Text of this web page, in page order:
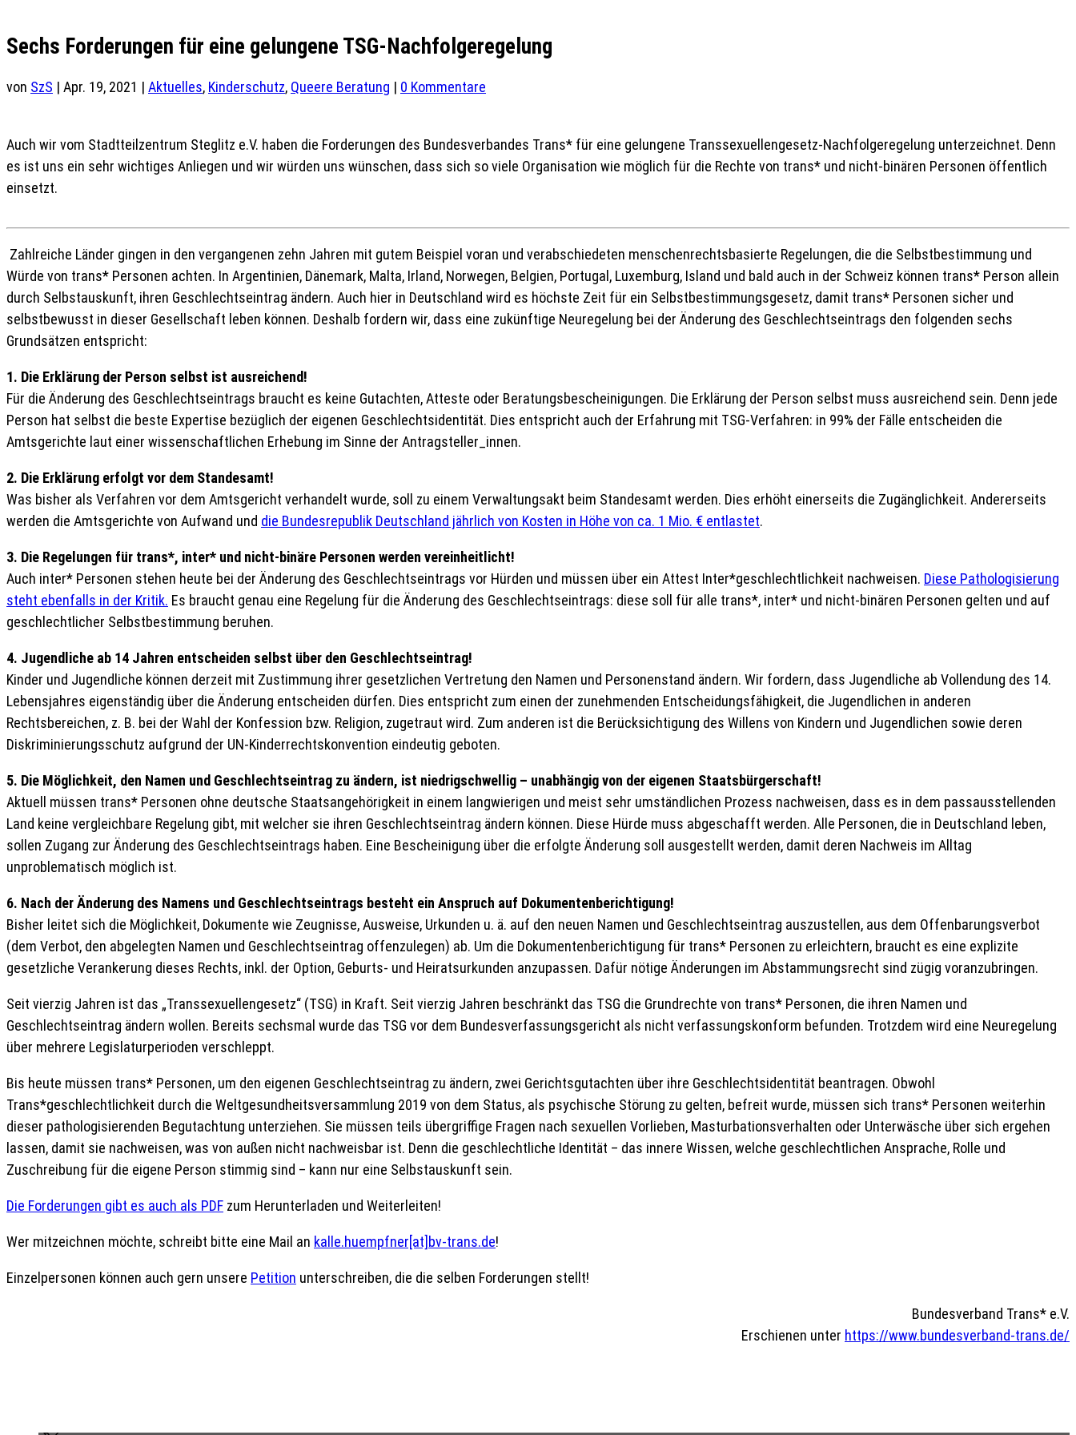
Sechs Forderungen für eine gelungene TSG-Nachfolgeregelung
von SzS | Apr. 19, 2021 | Aktuelles, Kinderschutz, Queere Beratung | 0 Kommentare
Auch wir vom Stadtteilzentrum Steglitz e.V. haben die Forderungen des Bundesverbandes Trans* für eine gelungene Transsexuellengesetz-Nachfolgeregelung unterzeichnet. Denn
es ist uns ein sehr wichtiges Anliegen und wir würden uns wünschen, dass sich so viele Organisation wie möglich für die Rechte von trans* und nicht-binären Personen öffentlich
einsetzt.
Zahlreiche Länder gingen in den vergangenen zehn Jahren mit gutem Beispiel voran und verabschiedeten menschenrechtsbasierte Regelungen, die die Selbstbestimmung und
Würde von trans* Personen achten. In Argentinien, Dänemark, Malta, Irland, Norwegen, Belgien, Portugal, Luxemburg, Island und bald auch in der Schweiz können trans* Person allein
durch Selbstauskunft, ihren Geschlechtseintrag ändern. Auch hier in Deutschland wird es höchste Zeit für ein Selbstbestimmungsgesetz, damit trans* Personen sicher und
selbstbewusst in dieser Gesellschaft leben können. Deshalb fordern wir, dass eine zukünftige Neuregelung bei der Änderung des Geschlechtseintrags den folgenden sechs
Grundsätzen entspricht:
1. Die Erklärung der Person selbst ist ausreichend!
Für die Änderung des Geschlechtseintrags braucht es keine Gutachten, Atteste oder Beratungsbescheinigungen. Die Erklärung der Person selbst muss ausreichend sein. Denn jede
Person hat selbst die beste Expertise bezüglich der eigenen Geschlechtsidentität. Dies entspricht auch der Erfahrung mit TSG-Verfahren: in 99% der Fälle entscheiden die
Amtsgerichte laut einer wissenschaftlichen Erhebung im Sinne der Antragsteller_innen.
2. Die Erklärung erfolgt vor dem Standesamt!
Was bisher als Verfahren vor dem Amtsgericht verhandelt wurde, soll zu einem Verwaltungsakt beim Standesamt werden. Dies erhöht einerseits die Zugänglichkeit. Andererseits
werden die Amtsgerichte von Aufwand und die Bundesrepublik Deutschland jährlich von Kosten in Höhe von ca. 1 Mio. € entlastet.
3. Die Regelungen für trans*, inter* und nicht-binäre Personen werden vereinheitlicht!
Auch inter* Personen stehen heute bei der Änderung des Geschlechtseintrags vor Hürden und müssen über ein Attest Inter*geschlechtlichkeit nachweisen. Diese Pathologisierung
steht ebenfalls in der Kritik. Es braucht genau eine Regelung für die Änderung des Geschlechtseintrags: diese soll für alle trans*, inter* und nicht-binären Personen gelten und auf
geschlechtlicher Selbstbestimmung beruhen.
4. Jugendliche ab 14 Jahren entscheiden selbst über den Geschlechtseintrag!
Kinder und Jugendliche können derzeit mit Zustimmung ihrer gesetzlichen Vertretung den Namen und Personenstand ändern. Wir fordern, dass Jugendliche ab Vollendung des 14.
Lebensjahres eigenständig über die Änderung entscheiden dürfen. Dies entspricht zum einen der zunehmenden Entscheidungsfähigkeit, die Jugendlichen in anderen
Rechtsbereichen, z. B. bei der Wahl der Konfession bzw. Religion, zugetraut wird. Zum anderen ist die Berücksichtigung des Willens von Kindern und Jugendlichen sowie deren
Diskriminierungsschutz aufgrund der UN-Kinderrechtskonvention eindeutig geboten.
5. Die Möglichkeit, den Namen und Geschlechtseintrag zu ändern, ist niedrigschwellig – unabhängig von der eigenen Staatsbürgerschaft!
Aktuell müssen trans* Personen ohne deutsche Staatsangehörigkeit in einem langwierigen und meist sehr umständlichen Prozess nachweisen, dass es in dem passausstellenden
Land keine vergleichbare Regelung gibt, mit welcher sie ihren Geschlechtseintrag ändern können. Diese Hürde muss abgeschafft werden. Alle Personen, die in Deutschland leben,
sollen Zugang zur Änderung des Geschlechtseintrags haben. Eine Bescheinigung über die erfolgte Änderung soll ausgestellt werden, damit deren Nachweis im Alltag
unproblematisch möglich ist.
6. Nach der Änderung des Namens und Geschlechtseintrags besteht ein Anspruch auf Dokumentenberichtigung!
Bisher leitet sich die Möglichkeit, Dokumente wie Zeugnisse, Ausweise, Urkunden u. ä. auf den neuen Namen und Geschlechtseintrag auszustellen, aus dem Offenbarungsverbot
(dem Verbot, den abgelegten Namen und Geschlechtseintrag offenzulegen) ab. Um die Dokumentenberichtigung für trans* Personen zu erleichtern, braucht es eine explizite
gesetzliche Verankerung dieses Rechts, inkl. der Option, Geburts- und Heiratsurkunden anzupassen. Dafür nötige Änderungen im Abstammungsrecht sind zügig voranzubringen.
Seit vierzig Jahren ist das „Transsexuellengesetz“ (TSG) in Kraft. Seit vierzig Jahren beschränkt das TSG die Grundrechte von trans* Personen, die ihren Namen und
Geschlechtseintrag ändern wollen. Bereits sechsmal wurde das TSG vor dem Bundesverfassungsgericht als nicht verfassungskonform befunden. Trotzdem wird eine Neuregelung
über mehrere Legislaturperioden verschleppt.
Bis heute müssen trans* Personen, um den eigenen Geschlechtseintrag zu ändern, zwei Gerichtsgutachten über ihre Geschlechtsidentität beantragen. Obwohl
Trans*geschlechtlichkeit durch die Weltgesundheitsversammlung 2019 von dem Status, als psychische Störung zu gelten, befreit wurde, müssen sich trans* Personen weiterhin
dieser pathologisierenden Begutachtung unterziehen. Sie müssen teils übergriffige Fragen nach sexuellen Vorlieben, Masturbationsverhalten oder Unterwäsche über sich ergehen
lassen, damit sie nachweisen, was von außen nicht nachweisbar ist. Denn die geschlechtliche Identität – das innere Wissen, welche geschlechtlichen Ansprache, Rolle und
Zuschreibung für die eigene Person stimmig sind – kann nur eine Selbstauskunft sein.
Die Forderungen gibt es auch als PDF zum Herunterladen und Weiterleiten!
Wer mitzeichnen möchte, schreibt bitte eine Mail an kalle.huempfner[at]bv-trans.de!
Einzelpersonen können auch gern unsere Petition unterschreiben, die die selben Forderungen stellt!
Bundesverband Trans* e.V.
Erschienen unter https://www.bundesverband-trans.de/